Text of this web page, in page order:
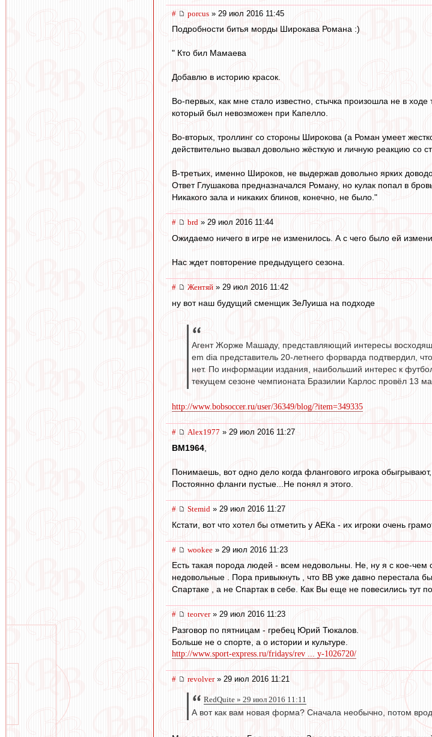
# porcus » 29 июл 2016 11:45
Подробности битья морды Широкава Романа :)
" Кто бил Мамаева
Добавлю в историю красок.
Во-первых, как мне стало известно, стычка произошла не в
который был невозможен при Капелло.
Во-вторых, троллинг со стороны Широкова (а Роман умеет
действительно вызвал довольно жёсткую и личную реакцию со
В-третьих, именно Широков, не выдержав довольно ярких
Ответ Глушакова предназначался Роману, но кулак попал в
Никакого зала и никаких блинов, конечно, не было."
# brd » 29 июл 2016 11:44
Ожидаемо ничего в игре не изменилось. А с чего было ей
Нас ждет повторение предыдущего сезона.
# Жентяй » 29 июл 2016 11:42
ну вот наш будущий сменщик ЗеЛуиша на подходе
Агент Жорже Машаду, представляющий интересы
em dia представитель 20-летнего форварда подтвердил,
нет. По информации издания, наибольший интерес к
текущем сезоне чемпионата Бразилии Карлос провёл 13
http://www.bobsoccer.ru/user/36349/blog/?item=349335
# Alex1977 » 29 июл 2016 11:27
BM1964
Понимаешь, вот одно дело когда флангового игрока
Постоянно фланги пустые...Не понял я этого.
# Stemid » 29 июл 2016 11:27
Кстати, вот что хотел бы отметить у АЕКа - их игроки очень
# wookee » 29 июл 2016 11:23
Есть такая порода людей - всем недовольны. Не, ну я с кое-
недовольные . Пора привыкнуть , что ВВ уже давно перестала
Спартаке , а не Спартак в себе. Как Вы еще не повесились тут
# teorver» 29 июл 2016 11:23
Разговор по пятницам - гребец Юрий Тюкалов.
Больше не о спорте, а о истории и культуре.
http://www.sport-express.ru/fridays/rev ... y-1026720/
# revolver» 29 июл 2016 11:21
RedQuite » 29 июл 2016 11:11
А вот как вам новая форма? Сначала необычно, потом